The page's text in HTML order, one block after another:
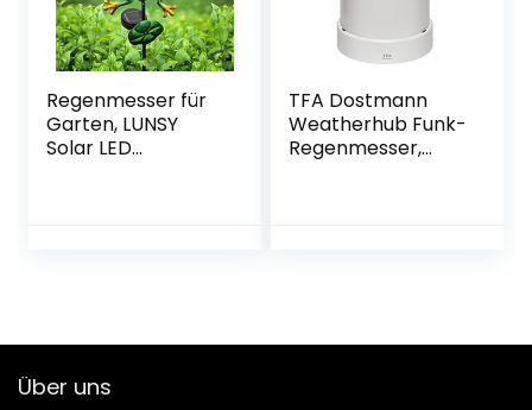
Garten,Outdoor,Ho
Regenmesser für
Garten, LUNSY
Solar LED
TFA Dostmann
Weatherhub Funk-
Regenmesser,
Über uns